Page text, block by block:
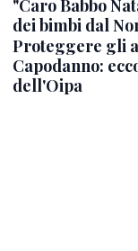
"Caro Babbo
dei bimbi dal
Proteggere gli
Capodanno:
dell'Oipa